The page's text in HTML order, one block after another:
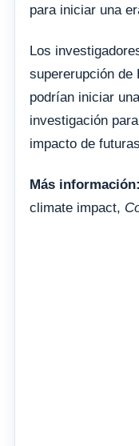
para iniciar una
Los
supererupción de
podrían iniciar
investigación
impacto de
Más información:
climate impact,